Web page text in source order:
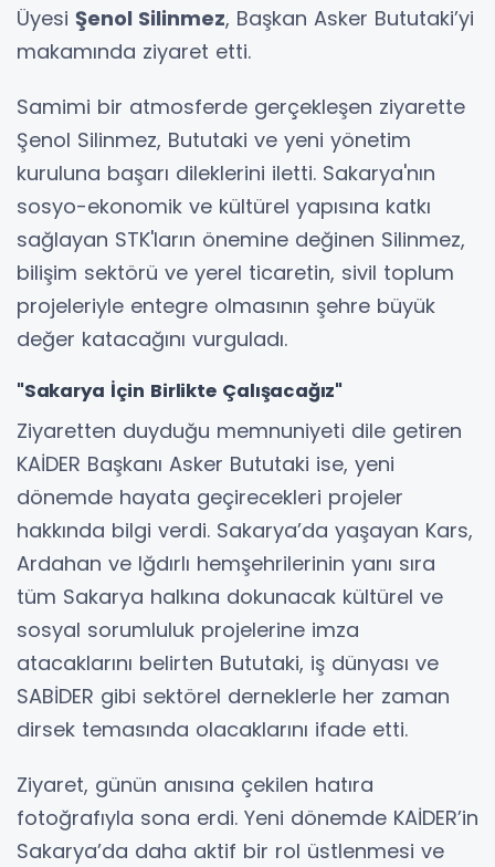
Üyesi Şenol Silinmez, Başkan Asker Bututaki’yi
makamında ziyaret etti.
Samimi bir atmosferde gerçekleşen ziyarette
Şenol Silinmez, Bututaki ve yeni yönetim
kuruluna başarı dileklerini iletti. Sakarya'nın
sosyo-ekonomik ve kültürel yapısına katkı
sağlayan STK'ların önemine değinen Silinmez,
bilişim sektörü ve yerel ticaretin, sivil toplum
projeleriyle entegre olmasının şehre büyük
değer katacağını vurguladı.
"Sakarya İçin Birlikte Çalışacağız"
Ziyaretten duyduğu memnuniyeti dile getiren
KAİDER Başkanı Asker Bututaki ise, yeni
dönemde hayata geçirecekleri projeler
hakkında bilgi verdi. Sakarya’da yaşayan Kars,
Ardahan ve Iğdırlı hemşehrilerinin yanı sıra
tüm Sakarya halkına dokunacak kültürel ve
sosyal sorumluluk projelerine imza
atacaklarını belirten Bututaki, iş dünyası ve
SABİDER gibi sektörel derneklerle her zaman
dirsek temasında olacaklarını ifade etti.
Ziyaret, günün anısına çekilen hatıra
fotoğrafıyla sona erdi. Yeni dönemde KAİDER’in
Sakarya’da daha aktif bir rol üstlenmesi ve